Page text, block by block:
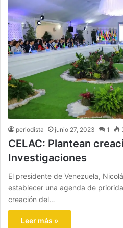
periodista junio 27, 2023 1
CELAC: Plantean
Investigaciones
El presidente de Venezuela,
establecer una agenda de
creación del…
Leer más »